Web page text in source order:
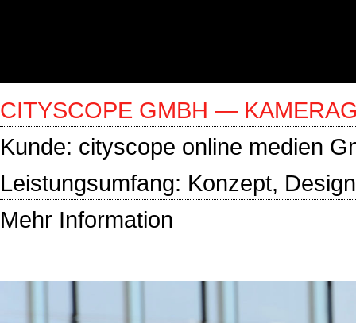
CITYSCOPE GMBH —
Kunde: cityscope online medien
Leistungsumfang: Konzept,
Mehr Information